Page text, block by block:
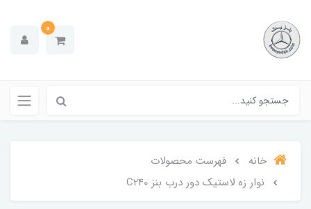
0
خانه
فهرست محصولات
نوار زه لاستیک دور درب بنز C240